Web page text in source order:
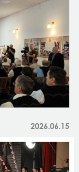
2026.06.15